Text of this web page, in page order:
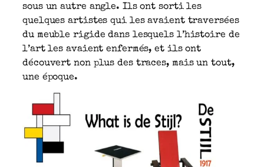
sous un autre angle. Ils ont sorti les
quelques artistes qui les avaient traversées
du meuble rigide dans lesquels l’histoire de
l’art les avaient enfermés, et ils ont
découvert non plus des traces, mais un tout,
une époque.